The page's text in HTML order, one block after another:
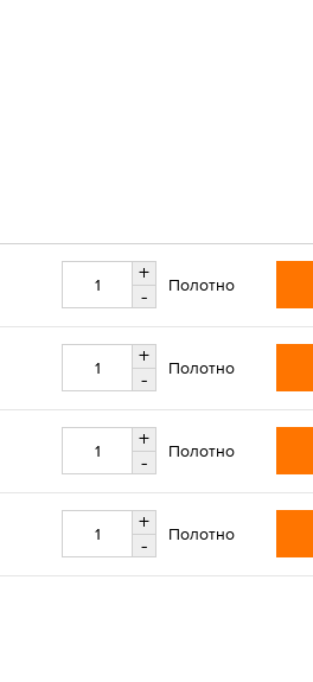
+
-
Полотно
+
-
Полотно
+
-
Полотно
+
-
Полотно